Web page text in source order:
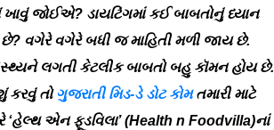
ખાવું જોઈએ? ડાયટિંગમાં કઈ બાબતોનું ધ્યાન
વગેરે વગેરે બધી જ માહિતી મળી જાય છે.
લગતી કેટલીક બાબતો બહુ કૉમન હોય છે.
કરવું તો ગુજરાતી મિડ-ડે ડોટ કોમતમારી માટે
‘હેલ્થ એન ફૂડવિલા’ (Health n Foodvilla)નાં